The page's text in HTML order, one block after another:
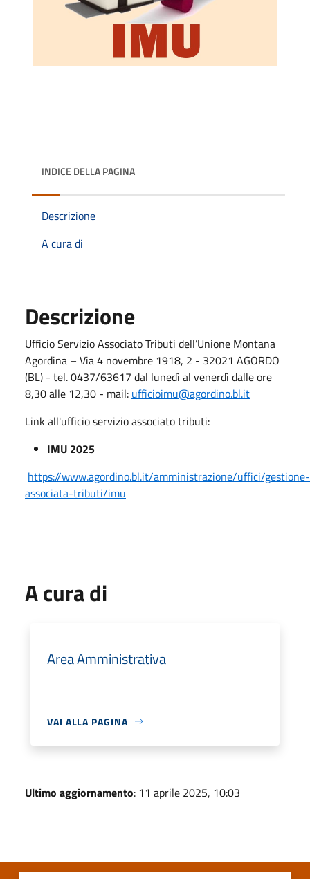
INDICE DELLA PAGINA
Descrizione
A cura di
Descrizione
Ufficio Servizio Associato Tributi dell’Unione Montana
Agordina – Via 4 novembre 1918, 2 - 32021 AGORDO
(BL) - tel. 0437/63617 dal lunedì al venerdì dalle ore
8,30 alle 12,30 - mail: ufficioimu@agordino.bl.it
Link all'ufficio servizio associato tributi:
IMU 2025
https://www.agordino.bl.it/amministrazione/uffici/gestione-
associata-tributi/imu
A cura di
Area Amministrativa
VAI ALLA PAGINA
Ultimo aggiornamento: 11 aprile 2025, 10:03